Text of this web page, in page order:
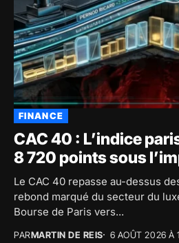
FINANCE
CAC 40 : L’indice
8 720 points sous
Le CAC 40 repasse au-dessus
rebond marqué du secteur du
Bourse de Paris vers...
PARMARTIN DE REIS 6 AOÛT 2026 À